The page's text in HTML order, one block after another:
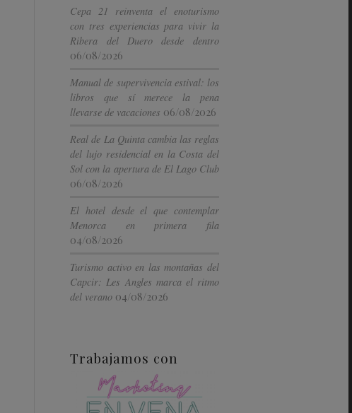
Cepa 21 reinventa el enoturismo
con tres experiencias para vivir la
Ribera del Duero desde dentro
06/08/2026
Manual de supervivencia estival: los
libros que sí merece la pena
llevarse de vacaciones 06/08/2026
Real de La Quinta cambia las reglas
del lujo residencial en la Costa del
Sol con la apertura de El Lago Club
06/08/2026
El hotel desde el que contemplar
Menorca en primera fila
04/08/2026
Turismo activo en las montañas del
Capcir: Les Angles marca el ritmo
del verano 04/08/2026
Trabajamos con